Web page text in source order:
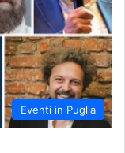
Eventi in Puglia